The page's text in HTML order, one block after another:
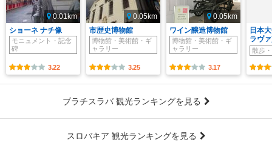
0.01km
ショーネ ナチ像
モニュメント・記念
碑
3.22
0.05km
市歴史博物館
博物館・美術館・ギ
ャラリー
3.25
0.05km
ワイン醸造博物館
博物館・美術館・ギ
ャラリー
3.17
日本
ラヴ
散歩
ブラチスラバ 観光ランキングを見る
スロバキア 観光ランキングを見る